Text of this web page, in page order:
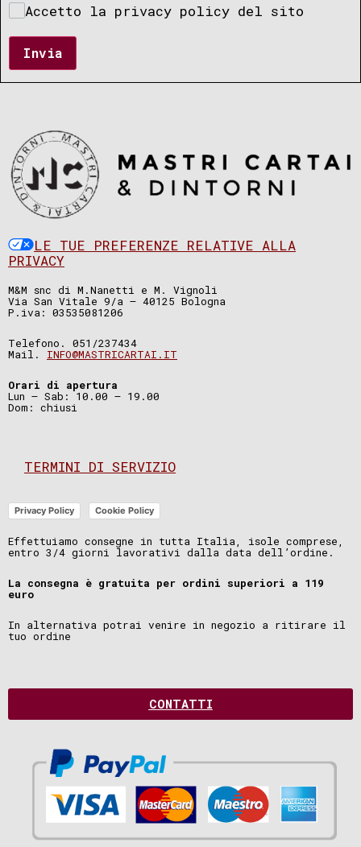
Accetto la privacy policy del sito
Invia
LE TUE PREFERENZE RELATIVE ALLA
PRIVACY
M&M snc di M.Nanetti e M. Vignoli
Via San Vitale 9/a – 40125 Bologna
P.iva: 03535081206
Telefono. 051/237434
Mail. INFO@MASTRICARTAI.IT
Orari di apertura
Lun – Sab: 10.00 – 19.00
Dom: chiusi
TERMINI DI SERVIZIO
Privacy Policy Cookie Policy
Effettuiamo consegne in tutta Italia, isole comprese,
entro 3/4 giorni lavorativi dalla data dell’ordine.
La consegna è gratuita per ordini superiori a 119
euro
In alternativa potrai venire in negozio a ritirare il
tuo ordine
CONTATTI